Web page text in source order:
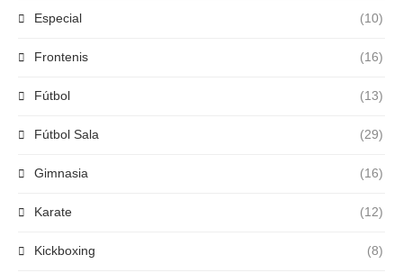
Especial (10)
Frontenis (16)
Fútbol (13)
Fútbol Sala (29)
Gimnasia (16)
Karate (12)
Kickboxing (8)